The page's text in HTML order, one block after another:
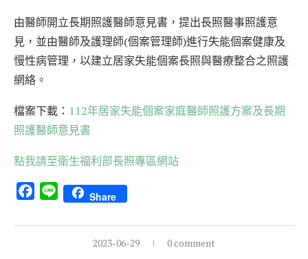
由醫師開立長期照護醫師意見書，提出長照醫事照護意
見，並由醫師及護理師(個案管理師)進行失能個案健康及
慢性病管理，以建立居家失能個案長照與醫療整合之照護
網絡。
檔案下載： 112年居家失能個案家庭醫師照護方案及長期
照護醫師意見書
點我請至衛生福利部長照專區網站
Facebook
Line Share
2023-06-29 0 comment